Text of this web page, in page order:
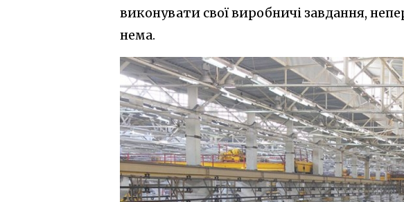
виконувати свої виробничі завдання,
нема.